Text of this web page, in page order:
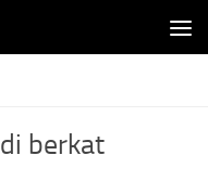
berkat